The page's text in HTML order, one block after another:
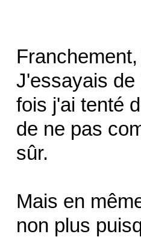
J'essayais de
fois j'ai tenté
de ne pas
sûr.
Mais en
non plus